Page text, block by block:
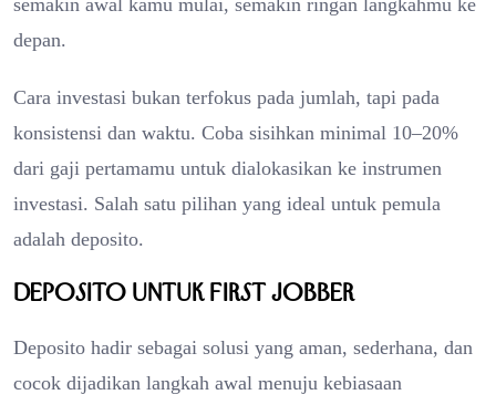
depan.
Cara investasi bukan terfokus pada jumlah, tapi pada
konsistensi dan waktu. Coba sisihkan minimal 10–20%
dari gaji pertamamu untuk dialokasikan ke instrumen
investasi. Salah satu pilihan yang ideal untuk pemula
adalah deposito.
Deposito untuk First Jobber
Deposito hadir sebagai solusi yang aman, sederhana, dan
cocok dijadikan langkah awal menuju kebiasaan